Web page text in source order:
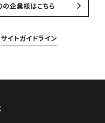
の企業様はこちら
サイトガイドライン